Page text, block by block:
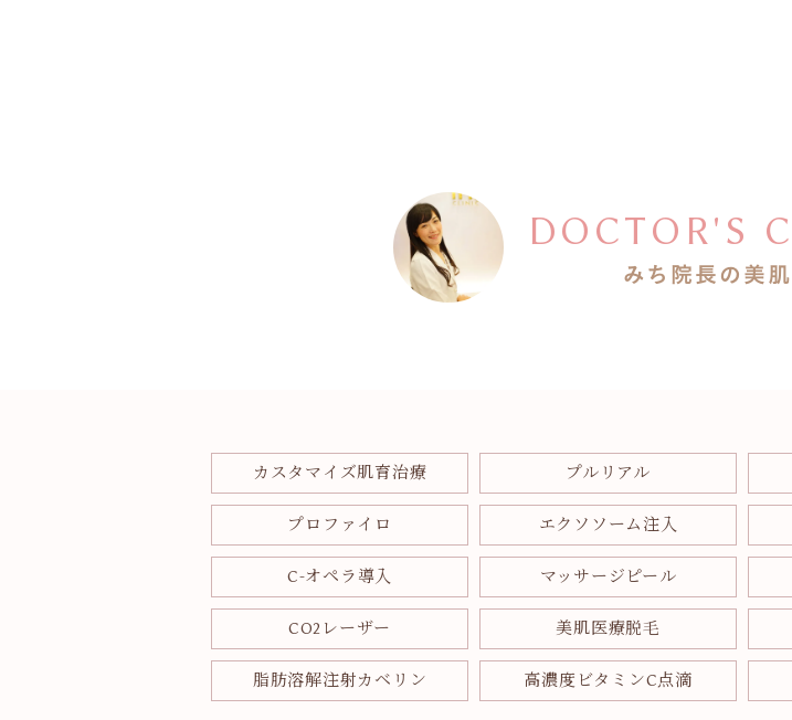
DOCTOR'S
みち院長の美
カスタマイズ肌育治療 プルリアル
プロファイロ エクソソーム注入
C-オペラ導入 マッサージピール
CO2レーザー 美肌医療脱毛
脂肪溶解注射カベリン 高濃度ビタミンC点滴